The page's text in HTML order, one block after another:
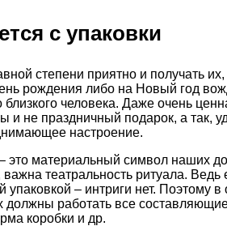
с упаковки
степени приятно и получать
рождения либо на Новый год
человека. Даже очень
и не праздничный подарок, а так,
настроение.
материальный символ наших
театральность ритуала.
– интриги нет. Поэтому
должны работать все
коробки и др.